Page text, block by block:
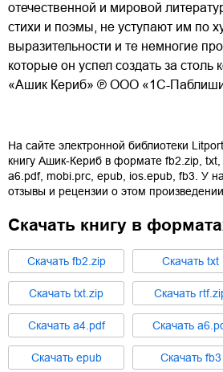
отечественной и мировой
стихи и поэмы, не уступают им по
выразительности и те немногие
которые он успел создать за столь
«Ашик Кериб» ℗ OOO «1С-
На сайте электронной библиотеки
книгу Ашик-Кериб в формате fb2.zip txt
a6.pdf, mobi.prc epub ios.epub fb3 . У
отзывы и рецензии о этом произведении.
Скачать книгу в
Cкачать fb2.zip Cкачать txt
Cкачать txt.zip Cкачать
Cкачать a4.pdf Cкачать
Cкачать epub Cкачать fb3